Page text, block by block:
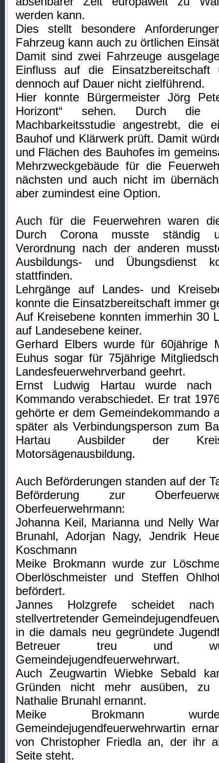
werden kann.
Dies stellt besondere
Fahrzeug kann auch zu örtlichen
Damit sind zwei Fahrzeuge
Einfluss auf die
dennoch auf Dauer nicht zielführend.
Hier konnte Bürgermeister Jörg
Horizont“ sehen. Durch die
Machbarkeitsstudie angestrebt, die
Bauhof und Klärwerk prüft. Damit
und Flächen des Bauhofes im
Mehrzweckgebäude für die
nächsten und auch nicht im
aber zumindest eine Option.
Auch für die Feuerwehren waren
Durch Corona musste ständig
Verordnung nach der anderen
Ausbildungs- und Übungsdienst
stattfinden.
Lehrgänge auf Landes- und
konnte die Einsatzbereitschaft immer
Auf Kreisebene konnten immerhin 30
auf Landesebene keiner.
Gerhard Elbers wurde für 60jährige
Euhus sogar für 75jährige
Landesfeuerwehrverband geehrt.
Ernst Ludwig Hartau wurde
Kommando verabschiedet. Er trat
gehörte er dem Gemeindekommando
später als Verbindungsperson zum
Hartau Ausbilder der
Motorsägenausbildung.
Auch Beförderungen standen auf der
Beförderung zur
Oberfeuerwehrmann:
Johanna Keil, Marianna und Nelly
Brunahl, Adorjan Nagy, Jendrik
Koschmann
Meike Brokmann wurde zur
Oberlöschmeister und Steffen
befördert.
Jannes Holzgrefe scheidet
stellvertretender
in die damals neu gegründete
Betreuer treu und
Gemeindejugendfeuerwehrwart.
Auch Zeugwartin Wiebke Sebald
Gründen nicht mehr ausüben, zu
Nathalie Brunahl ernannt.
Meike Brokmann
Gemeindejugendfeuerwehrwartin
von Christopher Friedla an, der ihr
Seite steht.